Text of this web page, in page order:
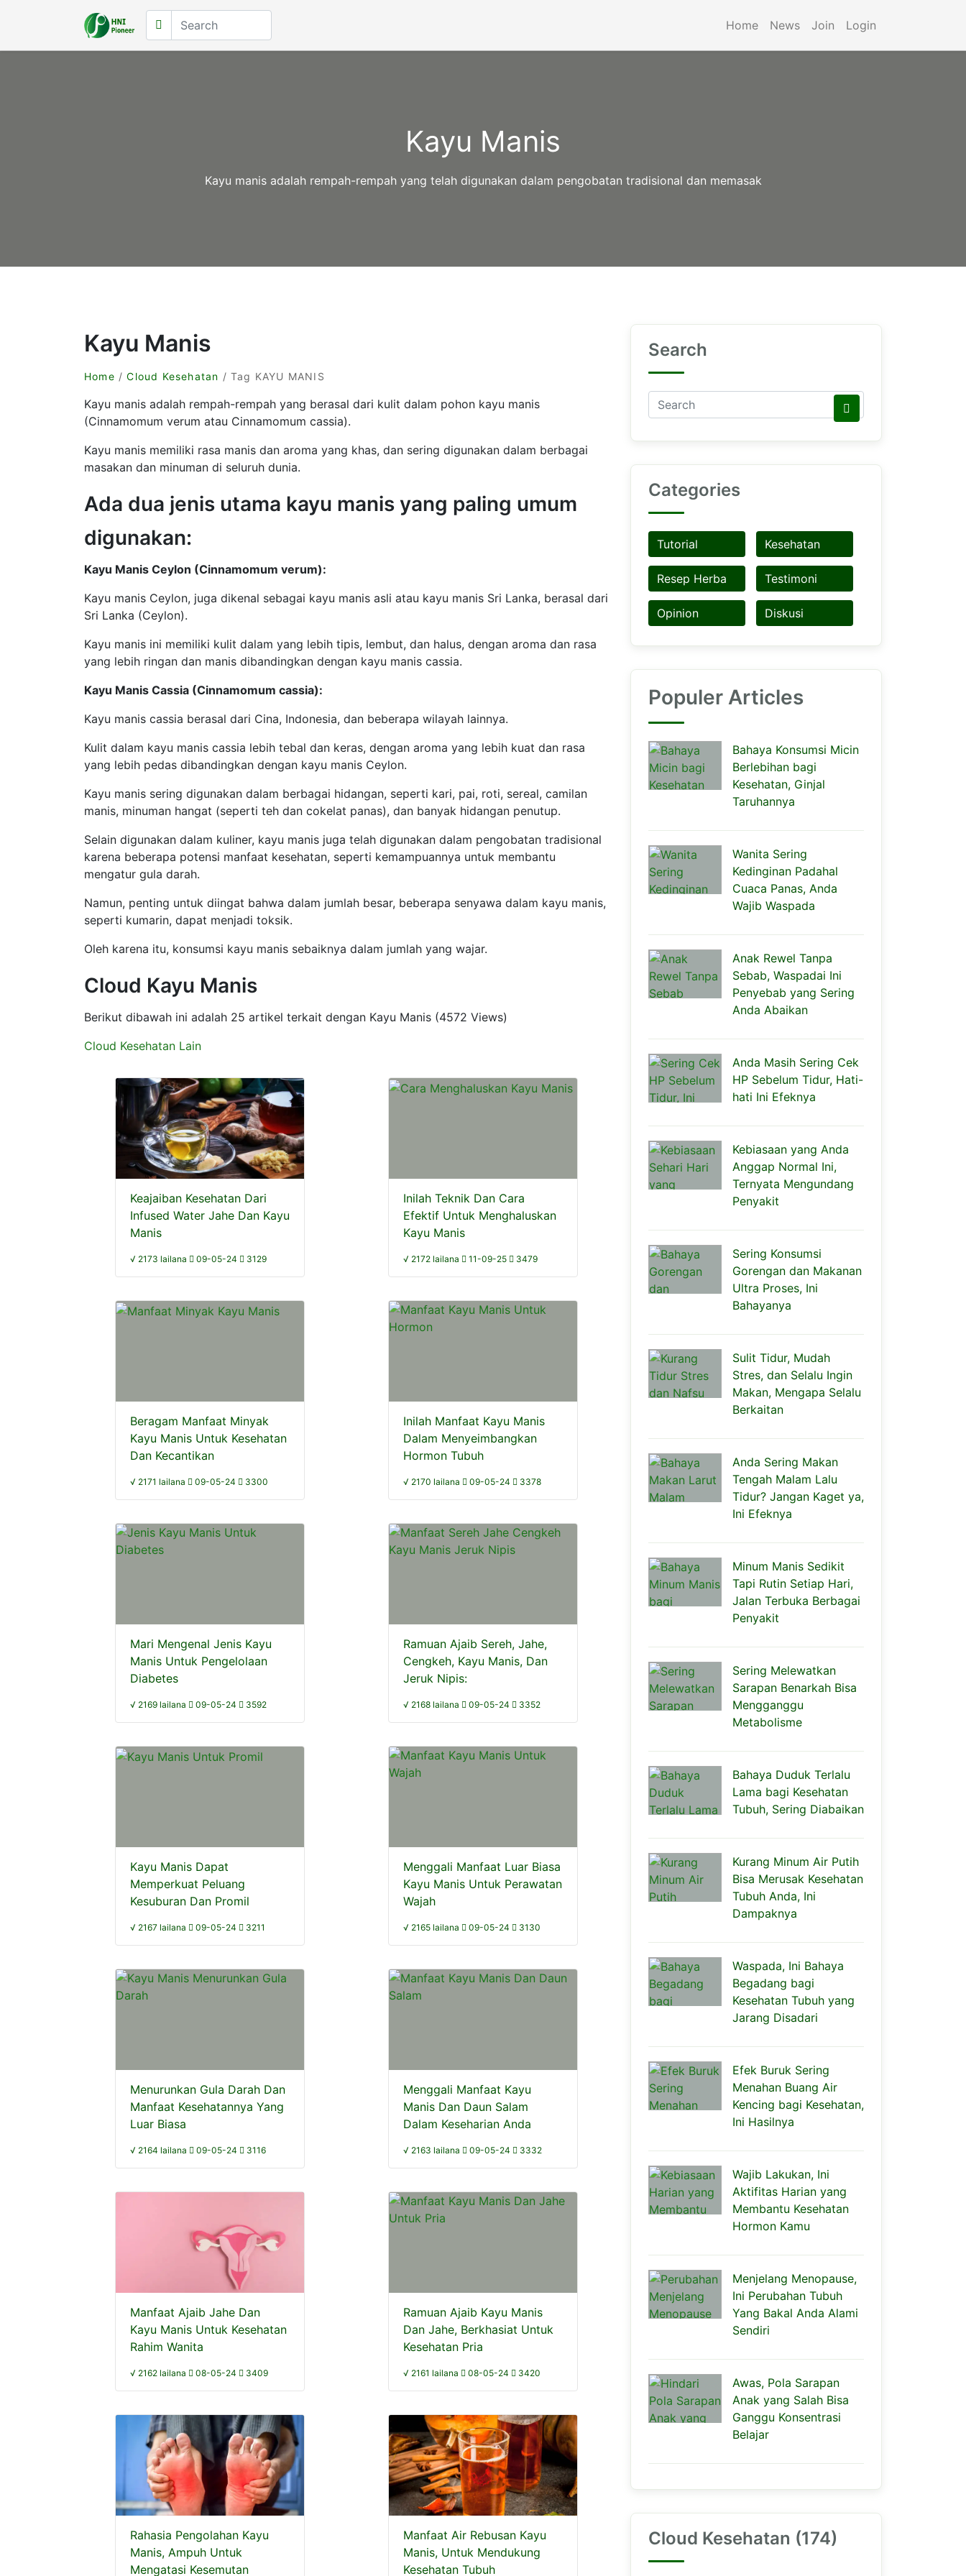
Home News Join Login
Kayu Manis
Kayu manis adalah rempah-rempah yang telah digunakan dalam pengobatan tradisional dan memasak
Kayu Manis
Home /Cloud Kesehatan / Tag KAYU MANIS
Kayu manis adalah rempah-rempah yang berasal dari kulit dalam pohon kayu manis
(Cinnamomum verum atau Cinnamomum cassia).
Kayu manis memiliki rasa manis dan aroma yang khas, dan sering digunakan dalam berbagai
masakan dan minuman di seluruh dunia.
Ada dua jenis utama kayu manis yang paling umum
digunakan:
Kayu Manis Ceylon (Cinnamomum verum):
Kayu manis Ceylon, juga dikenal sebagai kayu manis asli atau kayu manis Sri Lanka, berasal dari
Sri Lanka (Ceylon).
Kayu manis ini memiliki kulit dalam yang lebih tipis, lembut, dan halus, dengan aroma dan rasa
yang lebih ringan dan manis dibandingkan dengan kayu manis cassia.
Kayu Manis Cassia (Cinnamomum cassia):
Kayu manis cassia berasal dari Cina, Indonesia, dan beberapa wilayah lainnya.
Kulit dalam kayu manis cassia lebih tebal dan keras, dengan aroma yang lebih kuat dan rasa
yang lebih pedas dibandingkan dengan kayu manis Ceylon.
Kayu manis sering digunakan dalam berbagai hidangan, seperti kari, pai, roti, sereal, camilan
manis, minuman hangat (seperti teh dan cokelat panas), dan banyak hidangan penutup.
Selain digunakan dalam kuliner, kayu manis juga telah digunakan dalam pengobatan tradisional
karena beberapa potensi manfaat kesehatan, seperti kemampuannya untuk membantu
mengatur gula darah.
Namun, penting untuk diingat bahwa dalam jumlah besar, beberapa senyawa dalam kayu manis,
seperti kumarin, dapat menjadi toksik.
Oleh karena itu, konsumsi kayu manis sebaiknya dalam jumlah yang wajar.
Cloud Kayu Manis
Berikut dibawah ini adalah 25 artikel terkait dengan Kayu Manis (4572 Views)
Cloud Kesehatan Lain
Keajaiban Kesehatan Dari
Infused Water Jahe Dan Kayu
Manis
√ 2173 lailana 09-05-24 3129
Inilah Teknik Dan Cara
Efektif Untuk Menghaluskan
Kayu Manis
√ 2172 lailana 11-09-25 3479
Beragam Manfaat Minyak
Kayu Manis Untuk Kesehatan
Dan Kecantikan
√ 2171 lailana 09-05-24 3300
Inilah Manfaat Kayu Manis
Dalam Menyeimbangkan
Hormon Tubuh
√ 2170 lailana 09-05-24 3378
Mari Mengenal Jenis Kayu
Manis Untuk Pengelolaan
Diabetes
√ 2169 lailana 09-05-24 3592
Ramuan Ajaib Sereh, Jahe,
Cengkeh, Kayu Manis, Dan
Jeruk Nipis:
√ 2168 lailana 09-05-24 3352
Kayu Manis Dapat
Memperkuat Peluang
Kesuburan Dan Promil
√ 2167 lailana 09-05-24 3211
Menggali Manfaat Luar Biasa
Kayu Manis Untuk Perawatan
Wajah
√ 2165 lailana 09-05-24 3130
Menurunkan Gula Darah Dan
Manfaat Kesehatannya Yang
Luar Biasa
√ 2164 lailana 09-05-24 3116
Menggali Manfaat Kayu
Manis Dan Daun Salam
Dalam Keseharian Anda
√ 2163 lailana 09-05-24 3332
Manfaat Ajaib Jahe Dan
Kayu Manis Untuk Kesehatan
Rahim Wanita
√ 2162 lailana 08-05-24 3409
Ramuan Ajaib Kayu Manis
Dan Jahe, Berkhasiat Untuk
Kesehatan Pria
√ 2161 lailana 08-05-24 3420
Rahasia Pengolahan Kayu
Manis, Ampuh Untuk
Mengatasi Kesemutan
Manfaat Air Rebusan Kayu
Manis, Untuk Mendukung
Kesehatan Tubuh
Search
Categories
Tutorial Kesehatan
Resep Herba Testimoni
Opinion Diskusi
Populer Articles
Bahaya Konsumsi Micin
Berlebihan bagi
Kesehatan, Ginjal
Taruhannya
Wanita Sering
Kedinginan Padahal
Cuaca Panas, Anda
Wajib Waspada
Anak Rewel Tanpa
Sebab, Waspadai Ini
Penyebab yang Sering
Anda Abaikan
Anda Masih Sering Cek
HP Sebelum Tidur, Hati-
hati Ini Efeknya
Kebiasaan yang Anda
Anggap Normal Ini,
Ternyata Mengundang
Penyakit
Sering Konsumsi
Gorengan dan Makanan
Ultra Proses, Ini
Bahayanya
Sulit Tidur, Mudah
Stres, dan Selalu Ingin
Makan, Mengapa Selalu
Berkaitan
Anda Sering Makan
Tengah Malam Lalu
Tidur? Jangan Kaget ya,
Ini Efeknya
Minum Manis Sedikit
Tapi Rutin Setiap Hari,
Jalan Terbuka Berbagai
Penyakit
Sering Melewatkan
Sarapan Benarkah Bisa
Mengganggu
Metabolisme
Bahaya Duduk Terlalu
Lama bagi Kesehatan
Tubuh, Sering Diabaikan
Kurang Minum Air Putih
Bisa Merusak Kesehatan
Tubuh Anda, Ini
Dampaknya
Waspada, Ini Bahaya
Begadang bagi
Kesehatan Tubuh yang
Jarang Disadari
Efek Buruk Sering
Menahan Buang Air
Kencing bagi Kesehatan,
Ini Hasilnya
Wajib Lakukan, Ini
Aktifitas Harian yang
Membantu Kesehatan
Hormon Kamu
Menjelang Menopause,
Ini Perubahan Tubuh
Yang Bakal Anda Alami
Sendiri
Awas, Pola Sarapan
Anak yang Salah Bisa
Ganggu Konsentrasi
Belajar
Cloud Kesehatan (174)